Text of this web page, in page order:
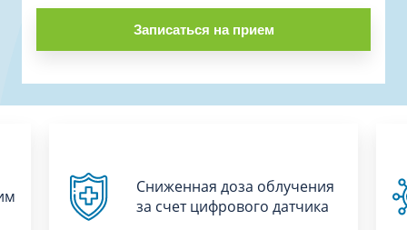
Записаться на прием
Сниженная доза облучения
за счет цифрового датчика